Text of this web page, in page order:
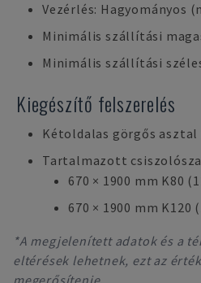
Vezérlés: Hagyományos
Minimális szállítási
Minimális szállítási
Kiegészítő felszerelés
Kétoldalas görgős
Tartalmazott
670 × 1900 mm K80
670 × 1900 mm K120
*A megjelenített adatok és a
eltérések lehetnek, ezt az
megerősítenie.